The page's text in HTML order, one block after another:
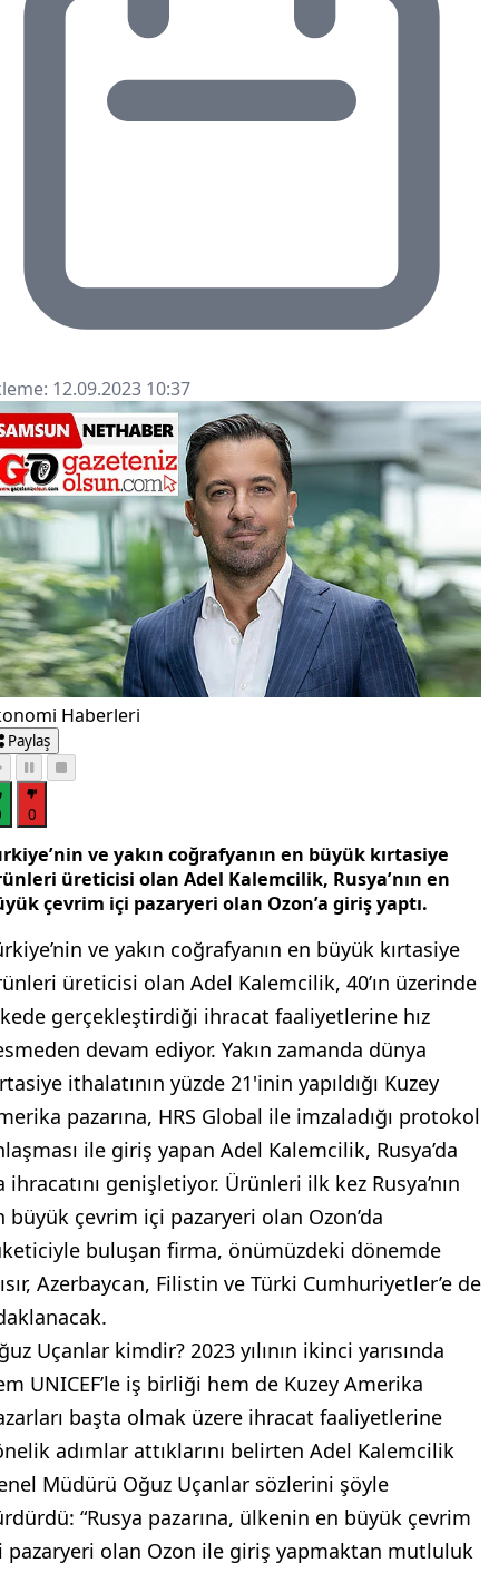
12.09.2023 10:37
Haberleri
Paylaş
0
ve yakın coğrafyanın en büyük kırtasiye
üreticisi olan Adel Kalemcilik, Rusya’nın en
çevrim içi pazaryeri olan Ozon’a giriş yaptı.
ve yakın coğrafyanın en büyük kırtasiye
üreticisi olan Adel Kalemcilik, 40’ın üzerinde
gerçekleştirdiği ihracat faaliyetlerine hız
devam ediyor. Yakın zamanda dünya
ithalatının yüzde 21'inin yapıldığı Kuzey
pazarına, HRS Global ile imzaladığı protokol
ile giriş yapan Adel Kalemcilik, Rusya’da
ihracatını genişletiyor. Ürünleri ilk kez Rusya’nın
büyük çevrim içi pazaryeri olan Ozon’da
buluşan firma, önümüzdeki dönemde
Azerbaycan, Filistin ve Türki Cumhuriyetler’e de
Uçanlar kimdir? 2023 yılının ikinci yarısında
UNICEF’le iş birliği hem de Kuzey Amerika
başta olmak üzere ihracat faaliyetlerine
adımlar attıklarını belirten Adel Kalemcilik
Müdürü Oğuz Uçanlar sözlerini şöyle
“Rusya pazarına, ülkenin en büyük çevrim
pazaryeri olan Ozon ile giriş yapmaktan mutluluk